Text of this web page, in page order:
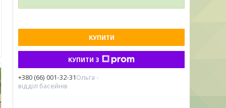
КУПИТИ
КУПИТИ З
+380 (66) 001-32-31Ольга -
відділ басейнів